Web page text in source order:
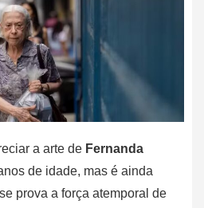
a arte de Fernanda
de idade, mas é ainda
prova a força atemporal de